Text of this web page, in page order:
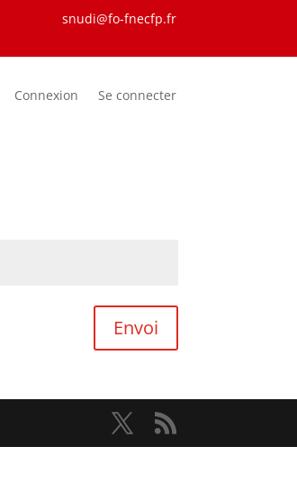
snudi@fo-fnecfp.fr
Connexion Se connecter
Envoi